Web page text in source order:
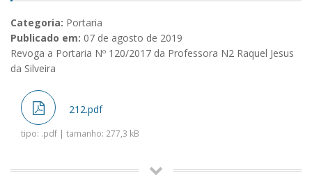
Categoria: Portaria
Publicado em: 07 de agosto de 2019
Revoga a Portaria Nº 120/2017 da Professora N2 Raquel Jesus
da Silveira
212.pdf
tipo: .pdf | tamanho: 277,3 kB